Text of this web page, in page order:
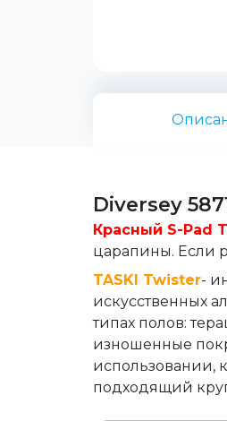
Diversey
Красный S-Pad
царапины. Если
TASKI Twister-
искусственных
типах полов:
изношенные
использовании,
подходящий